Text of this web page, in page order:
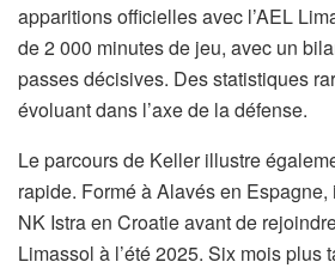
apparitions officielles avec l’AEL
de 2 000 minutes de jeu, avec un
passes décisives. Des statistiques
évoluant dans l’axe de la défense.
Le parcours de Keller illustre
rapide. Formé à Alavés en Espagne,
NK Istra en Croatie avant de
Limassol à l’été 2025. Six mois plus